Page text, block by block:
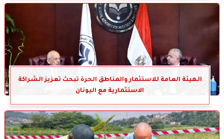
الهيئة العامة للاستثمار والمناطق الحرة تبحث تعزيز الشراكة
الاستثمارية مع اليونان